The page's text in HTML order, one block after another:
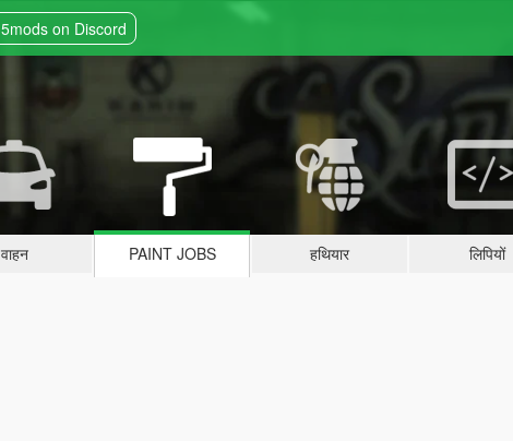
5mods on Discord
वाहन PAINT JOBS हथियार लिपियों